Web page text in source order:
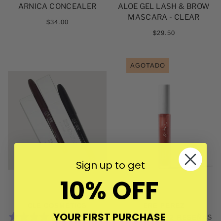
4.7
ESTRELLAS
ARNICA CONCEALER
$34.00
5.0
DE
5
ALOE GEL LASH & BROW
MASCARA - CLEAR
$29.50
2RESEÑAS
AGOTADO
RESEÑAS
Sign up to get
10% OFF
YOUR FIRST PURCHASE